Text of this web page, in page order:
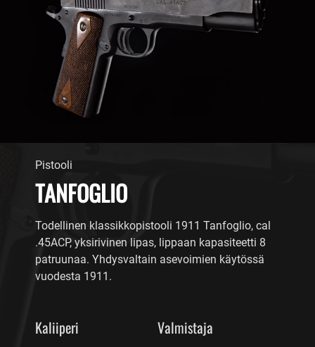
Pistooli
TANFOGLIO
Todellinen klassikkopistooli 1911 Tanfoglio, cal
.45ACP, yksirivinen lipas, lippaan kapasiteetti 8
patruunaa. Yhdysvaltain asevoimien käytössä
vuodesta 1911.
Kaliiperi Valmistaja